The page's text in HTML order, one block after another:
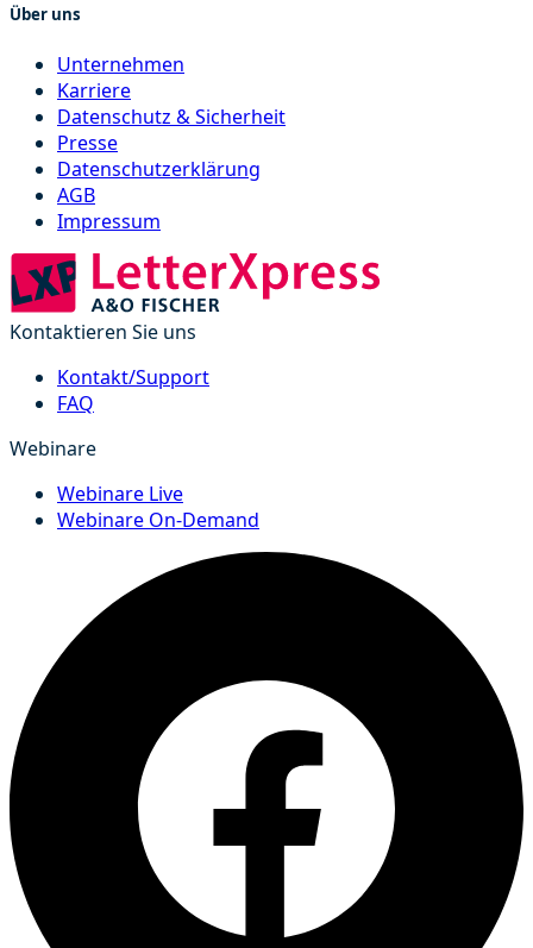
Über uns
Unternehmen
Karriere
Datenschutz & Sicherheit
Presse
Datenschutzerklärung
AGB
Impressum
Kontaktieren Sie uns
Kontakt/Support
FAQ
Webinare
Webinare Live
Webinare On-Demand